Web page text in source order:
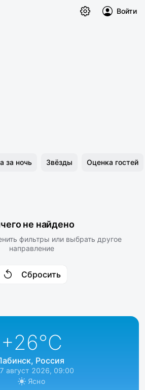
Войти
за ночь Звёзды Оценка гостей
не найдено
фильтры или выбрать другое
направление
Сбросить
+26°C
Россия
август 2026, 09:00
Ясно